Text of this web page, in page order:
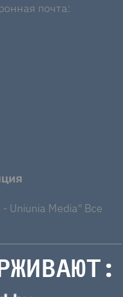
почта:
Uniunia Media" Все